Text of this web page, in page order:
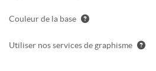
Couleur de la base
Utiliser nos services de graphisme